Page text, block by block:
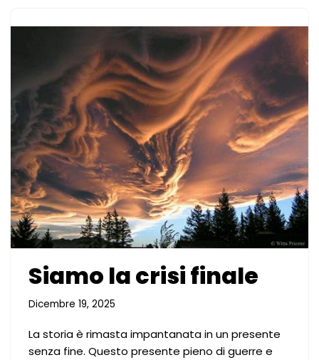
Siamo la crisi finale
Dicembre 19, 2025
La storia è rimasta impantanata in un presente
senza fine. Questo presente pieno di guerre e